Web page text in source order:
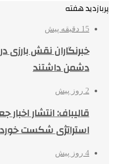
پربازدید هفته
15 دقیقه پیش
خبرنگاران نقش بارزی
دشمن داشتند
2 روز پیش
قالیباف: انتشار
استراتژی شکست
4 روز پیش